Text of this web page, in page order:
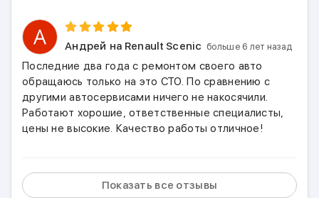
Андрей на Renault Scenic больше 6 лет назад
Последние два года с ремонтом своего авто
обращаюсь только на это СТО. По сравнению с
другими автосервисами ничего не накосячили.
Работают хорошие, ответственные специалисты,
цены не высокие. Качество работы отличное!
Показать все отзывы